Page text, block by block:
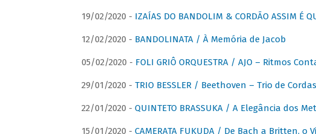
19/02/2020 - IZAÍAS DO BANDOLIM & CORDÃO ASSIM É
12/02/2020 - BANDOLINATA / À Memória de Jacob
05/02/2020 - FOLI GRIÔ ORQUESTRA / AJO – Ritmos
29/01/2020 - TRIO BESSLER / Beethoven – Trio de Cordas
22/01/2020 - QUINTETO BRASSUKA / A Elegância dos
15/01/2020 - CAMERATA FUKUDA / De Bach a Britten, o